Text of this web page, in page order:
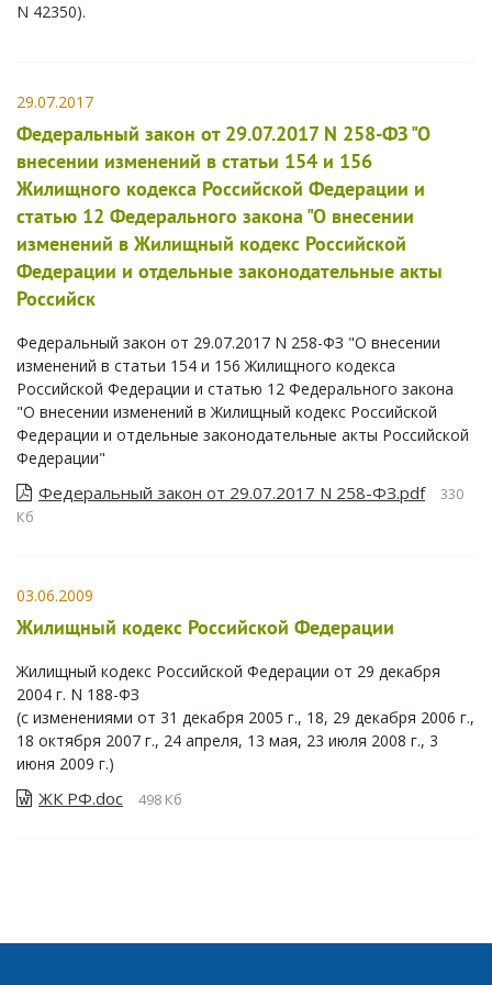
N 42350).
29.07.2017
Федеральный закон от 29.07.2017 N 258-ФЗ "О
внесении изменений в статьи 154 и 156
Жилищного кодекса Российской Федерации и
статью 12 Федерального закона "О внесении
изменений в Жилищный кодекс Российской
Федерации и отдельные законодательные акты
Российск
Федеральный закон от 29.07.2017 N 258-ФЗ "О внесении
изменений в статьи 154 и 156 Жилищного кодекса
Российской Федерации и статью 12 Федерального закона
"О внесении изменений в Жилищный кодекс Российской
Федерации и отдельные законодательные акты Российской
Федерации"
Федеральный закон от 29.07.2017 N 258-ФЗ.pdf
330
Кб
03.06.2009
Жилищный кодекс Российской Федерации
Жилищный кодекс Российской Федерации от 29 декабря
2004 г. N 188-ФЗ
(с изменениями от 31 декабря 2005 г., 18, 29 декабря 2006 г.,
18 октября 2007 г., 24 апреля, 13 мая, 23 июля 2008 г., 3
июня 2009 г.)
ЖК РФ.doc 498 Кб